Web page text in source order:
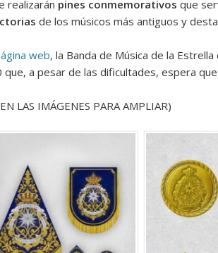
realizarán pines conmemorativos que
de los músicos más antiguos y
web, la Banda de Música de la
que, a pesar de las dificultades, espera
LAS IMÁGENES PARA AMPLIAR)